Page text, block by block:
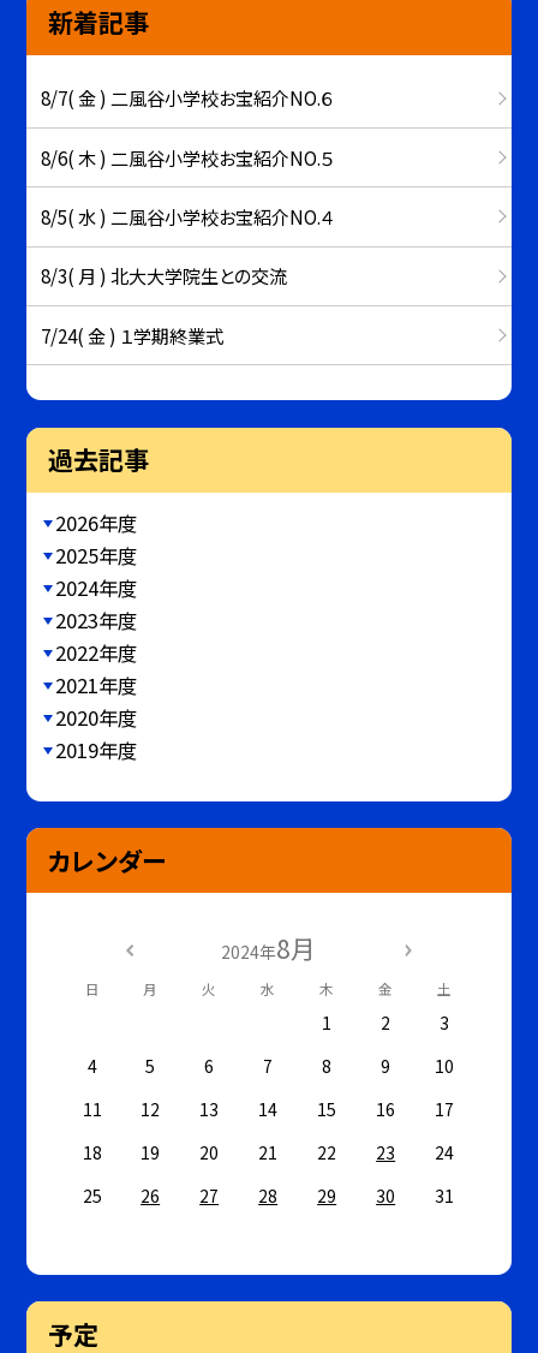
新着記事
8/7( 金 ) 二風谷小学校お宝紹介NO.６
8/6( 木 ) 二風谷小学校お宝紹介NO.５
8/5( 水 ) 二風谷小学校お宝紹介NO.４
8/3( 月 ) 北大大学院生との交流
7/24( 金 ) １学期終業式
過去記事
2026年度
2025年度
2024年度
2023年度
2022年度
2021年度
2020年度
2019年度
カレンダー
2024年8月
日 月 火 水 木 金 土
1 2
3
4
5 6 7 8 9
10
11
12 13 14 15 16
17
18
19 20 21 22 23
24
25
26 27 28 29 30 31
予定